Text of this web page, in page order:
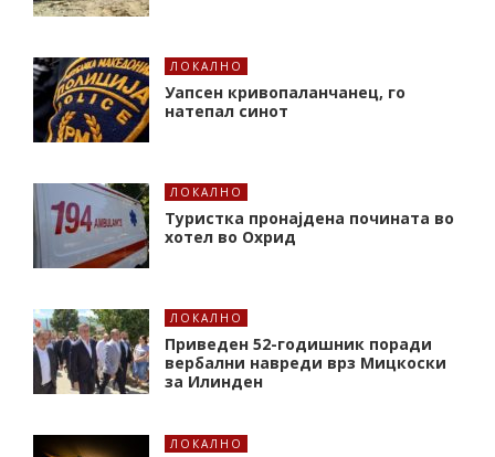
ЛОКАЛНО
Уапсен кривопаланчанец, го
натепал синот
ЛОКАЛНО
Туристка пронајдена почината во
хотел во Охрид
ЛОКАЛНО
Приведен 52-годишник поради
вербални навреди врз Мицкоски
за Илинден
ЛОКАЛНО